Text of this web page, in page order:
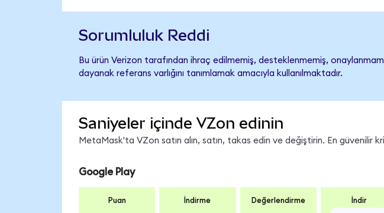
Sorumluluk Reddi
Bu ürün Verizon tarafından ihraç edilmemiş, desteklenmemiş,
dayanak referans varlığını tanımlamak amacıyla kullanılmaktadır.
Saniyeler içinde VZon edinin
MetaMask'ta VZon satın alın, satın, takas edin ve değiştirin. En güvenilir
Google Play
Puan İndirme Değerlendirme İndir